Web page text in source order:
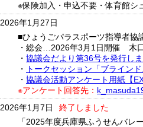
※保険加入・申込不要・体育館シ
2026年1月27日
■ひょうごパラスポーツ指導者協
・総会…2026年3月1日開催 木
・ 協議会だより第36号を発行し
・
トークセッション「ブライン
・ 協議会活動アンケート用紙【
※アンケート回答先：
2026年1月7日
終了しました
「2025年度兵庫県ふうせんバレ